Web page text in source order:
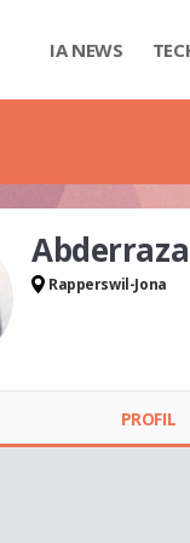
IA NEWS
Rapperswil-Jona
PROFIL